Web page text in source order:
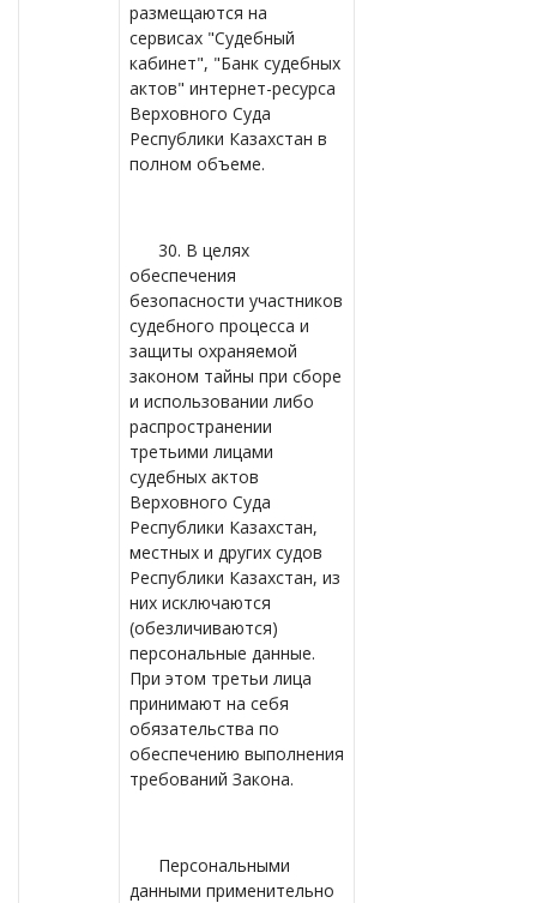
размещаются на
сервисах "Судебный
кабинет", "Банк судебных
актов" интернет-ресурса
Верховного Суда
Республики Казахстан в
полном объеме.
30. В целях
обеспечения
безопасности участников
судебного процесса и
защиты охраняемой
законом тайны при сборе
и использовании либо
распространении
третьими лицами
судебных актов
Верховного Суда
Республики Казахстан,
местных и других судов
Республики Казахстан, из
них исключаются
(обезличиваются)
персональные данные.
При этом третьи лица
принимают на себя
обязательства по
обеспечению выполнения
требований Закона.
Персональными
данными применительно